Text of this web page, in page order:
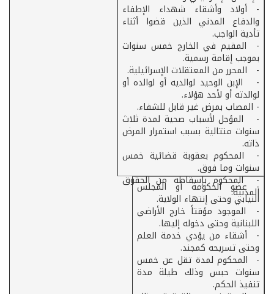
- أولاد وأشقاء شهداء الإطفاء
والدفاع المدني الذين قضوا أثناء
تأدية الواجب.
- ­ المقيم في الخارج خمس سنوات
بموجب إقامة رسمية.
- ­ المحرر من المعتقلات الإسرائيلية.
- ­ الإبن الوحيد لوالديه أو لوالده أو
لوالدته أو لأحد هؤلاء.
- المصاب بمرض غير قابل للشفاء.
- ­ المؤجل لأسباب صحية لمدة ثلاث
سنوات متتالية بسبب استمرار المرض
ذاته.
- ­ المحكوم بعقوبة قضائية خمس
سنوات وما فوق.
- ­ المحكوم بإسقاطه من الحقوق
المدنية.
- عضو الحكومة أو المجلس
النيابي وحتى إنتهاء الولاية.
- ­ الموجود مؤقتاً خارج الأراضي
اللبنانية وحتى دخوله إليها.
- ­ أشقاء من يؤدي خدمة العلم
وحتى تسريحه كمجند.
- ­ المحكوم لمدة تقل عن خمس
سنوات حبس وذلك طيلة مدة
تنفيذ الحكم.